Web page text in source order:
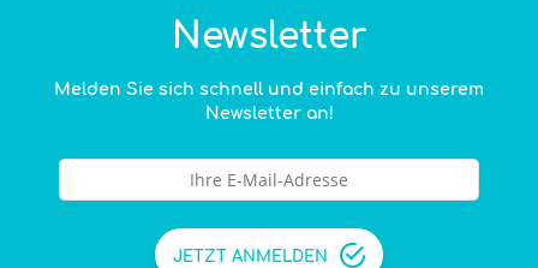
Newsletter
Melden Sie sich schnell und einfach zu unserem
Newsletter an!
JETZT ANMELDEN